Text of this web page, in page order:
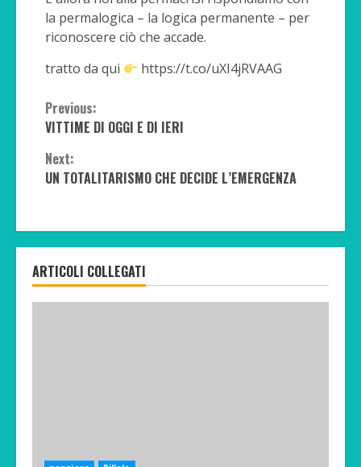
la permalogica – la logica permanente – per
riconoscere ciò che accade.
tratto da qui
https://t.co/uXI4jRVAAG
Continue
Reading
Previous:
VITTIME DI OGGI E DI IERI
Next:
UN TOTALITARISMO CHE DECIDE L’EMERGENZA
ARTICOLI COLLEGATI